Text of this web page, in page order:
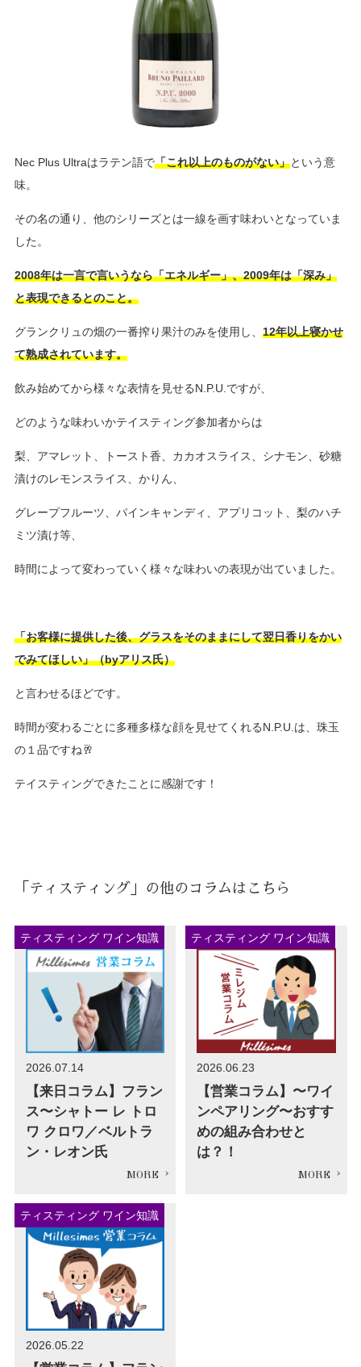
Nec Plus Ultraはラテン語で「これ以上のものがない」という意
味。
その名の通り、他のシリーズとは一線を画す味わいとなっていま
した。
2008年は一言で言いうなら「エネルギー」、2009年は「深み」
と表現できるとのこと。
グランクリュの畑の一番搾り果汁のみを使用し、 12年以上寝かせ
て熟成されています。
飲み始めてから様々な表情を見せるN.P.U.ですが、
どのような味わいかテイスティング参加者からは
梨、アマレット、トースト香、カカオスライス、シナモン、砂糖
漬けのレモンスライス、かりん、
グレープフルーツ、パインキャンディ、アプリコット、梨のハチ
ミツ漬け等、
時間によって変わっていく様々な味わいの表現が出ていました。
「お客様に提供した後、グラスをそのままにして翌日香りをかい
でみてほしい」（byアリス氏）
と言わせるほどです。
時間が変わるごとに多種多様な顔を見せてくれるN.P.U.は、珠玉
の１品ですね🥂
テイスティングできたことに感謝です！
「ティスティング」の他のコラムはこちら
ティスティング ワイン知識
2026.07.14
【来日コラム】フラン
ス〜シャトー レ トロ
ワ クロワ／ベルトラ
ン・レオン氏
ティスティング ワイン知識
2026.06.23
【営業コラム】〜ワイ
ンペアリング〜おすす
めの組み合わせと
は？！
ティスティング ワイン知識
2026.05.22